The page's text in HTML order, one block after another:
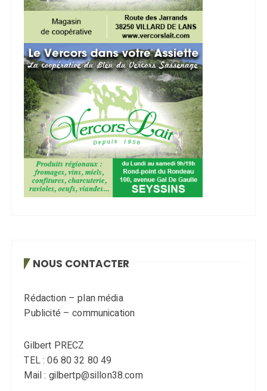
NOUS CONTACTER
Rédaction – plan média
Publicité – communication
Gilbert PRECZ
TEL : 06 80 32 80 49
Mail : gilbertp@sillon38.com